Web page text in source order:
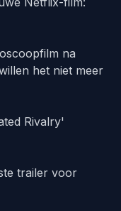
na
het niet meer
Rivalry'
trailer voor